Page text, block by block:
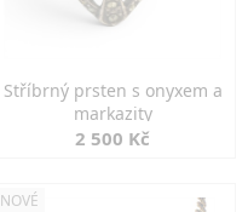
Stříbrný prsten s onyxem a
markazity
2 500 Kč
NOVÉ